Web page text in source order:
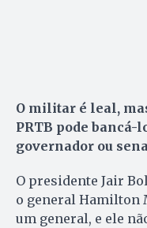
O militar é leal,
PRTB pode bancá-
governador ou
O presidente Jair
o general Hamilton
um general, e ele